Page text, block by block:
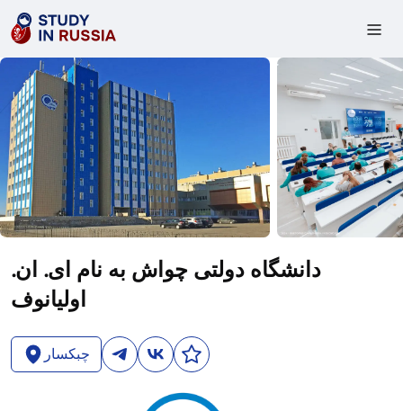
دانشگاه دولتی چواش به نام ای. ان.
اولیانوف
چبکسار